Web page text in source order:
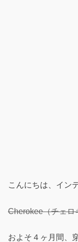
こんにちは、イン
Cherokee（チェロ
およそ４ヶ月間、